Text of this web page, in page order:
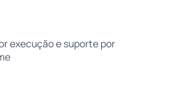
execução e suporte por